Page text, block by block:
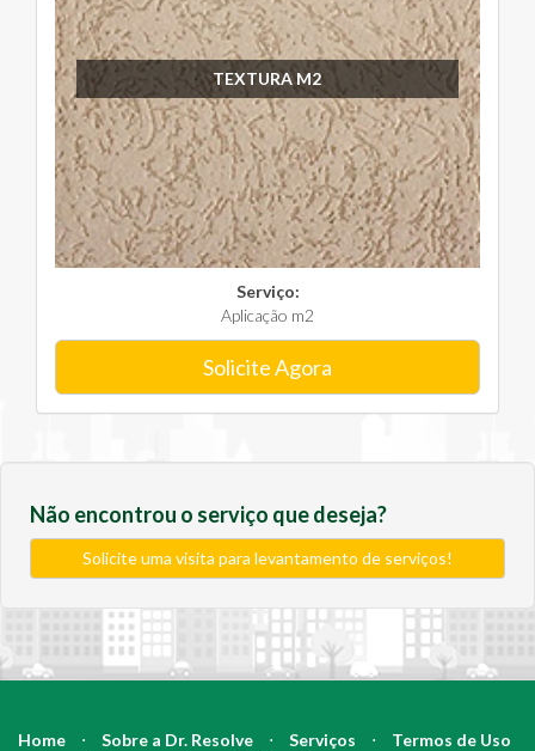
TEXTURA M2
Serviço:
Aplicação m2
Solicite Agora
Não encontrou o serviço que deseja?
Solicite uma visita para levantamento de serviços!
Home ⋅ Sobre a Dr. Resolve ⋅ Serviços ⋅
Termos de Uso